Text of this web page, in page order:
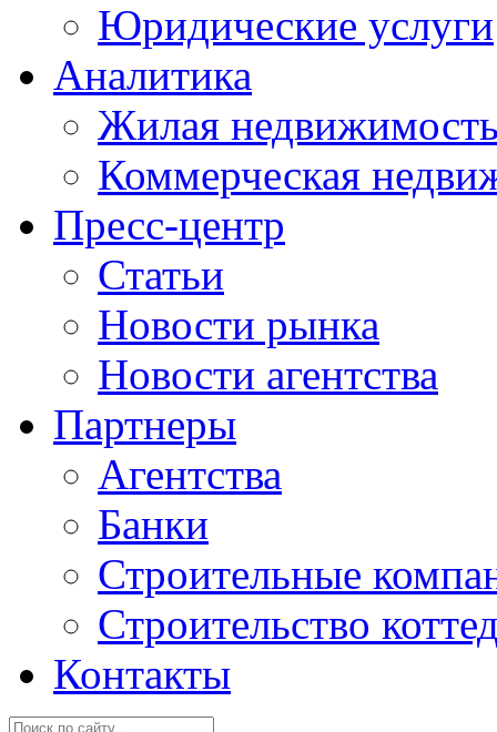
Юридические услуги
Аналитика
Жилая
Коммерческая
Пресс-центр
Статьи
Новости рынка
Новости агентства
Партнеры
Агентства
Банки
Строительные
Строительство
Контакты